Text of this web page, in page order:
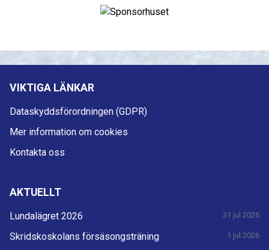
VIKTIGA LÄNKAR
Dataskyddsförordningen (GDPR)
Mer information om cookies
Kontakta oss
AKTUELLT
Lundalägret 2026 31 jul 2026
Skridskoskolans försäsongsträning 1 jul 2026